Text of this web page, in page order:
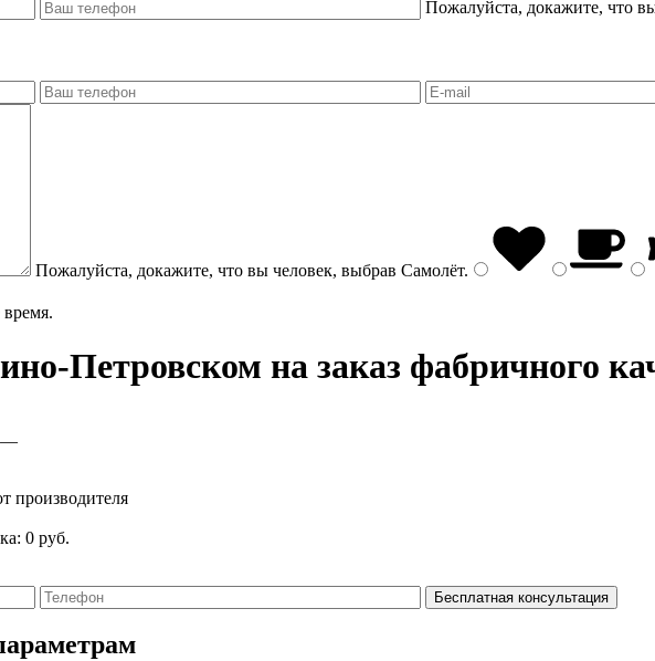
Пожалуйста, докажите, что
Пожалуйста, докажите, что вы человек, выбрав Самолёт.
Петровском на заказ фабричного
—
производителя
0 руб.